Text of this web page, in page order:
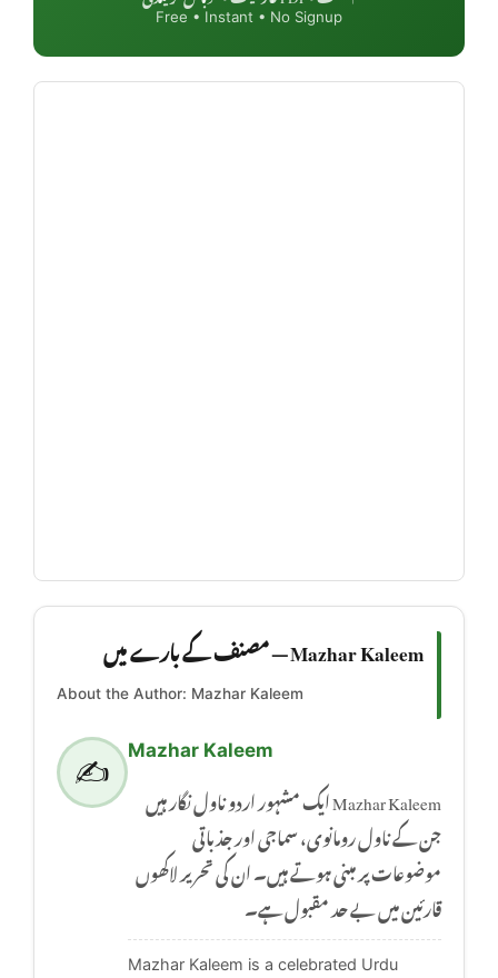
Free • Instant • No Signup
Mazhar Kaleem — مصنف کے بارے میں
About the Author: Mazhar Kaleem
✍️
Mazhar Kaleem
Mazhar Kaleem ایک مشہور اردو ناول نگار ہیں
جن کے ناول رومانوی، سماجی اور جذباتی
موضوعات پر مبنی ہوتے ہیں۔ ان کی تحریر لاکھوں
قارئین میں بے حد مقبول ہے۔
Mazhar Kaleem is a celebrated Urdu